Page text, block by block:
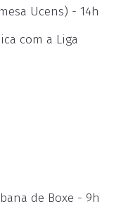
Ucens) - 14h
com a Liga
de Boxe - 9h